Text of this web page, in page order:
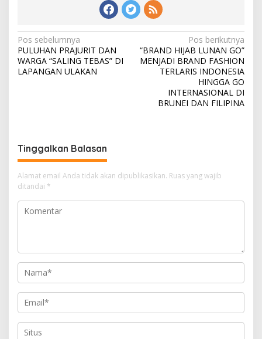
N
a
v
s
i
p
o
s
Pos sebelumnya
PULUHAN PRAJURIT DAN
WARGA “SALING TEBAS” DI
LAPANGAN ULAKAN
Pos berikutnya
“BRAND HIJAB LUNAN GO”
MENJADI BRAND FASHION
TERLARIS INDONESIA
HINGGA GO
INTERNASIONAL DI
BRUNEI DAN FILIPINA
Tinggalkan Balasan
Alamat email Anda tidak akan dipublikasikan. Ruas yang wajib
ditandai *